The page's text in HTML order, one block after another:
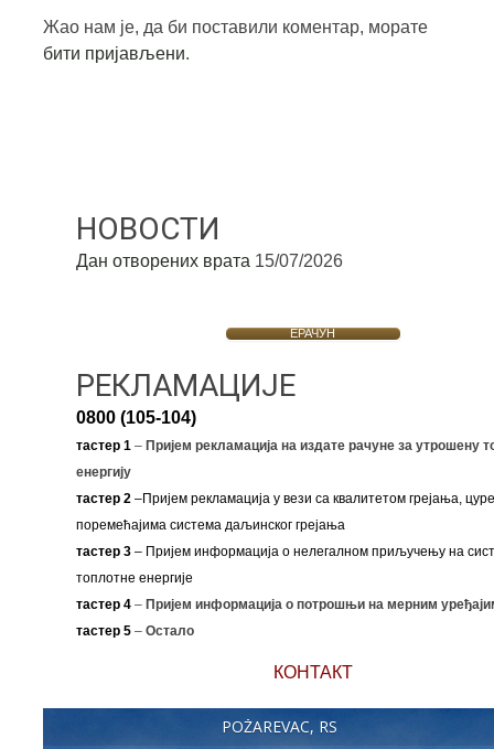
Жао нам је, да би поставили коментар, морате
бити пријављени.
НОВОСТИ
Дан отворених врата 15/07/2026
ЕРАЧУН
РЕКЛАМАЦИЈЕ
0800 (105-104)
тастер 1–Пријем рекламација на издате рачуне за утрошену
енергију
тастер 2–Пријем рекламација у вези са квалитетом грејања,
поремећајима система даљинског грејања
тастер 3– Пријем информација о нелегалном приључењу на
топлотне енергије
тастер 4 – Пријем информација о потрошњи на мерним
тастер 5 – Остало
КОНТАКТ
POŽAREVAC, RS